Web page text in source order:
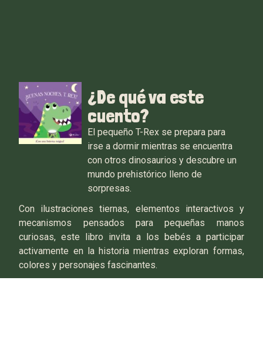
¿De qué va este
cuento?
El pequeño T-Rex se prepara para
irse a dormir mientras se encuentra
con otros dinosaurios y descubre un
mundo prehistórico lleno de
sorpresas.
Con ilustraciones tiernas, elementos interactivos y
mecanismos pensados para pequeñas manos
curiosas, este libro invita a los bebés a participar
activamente en la historia mientras exploran formas,
colores y personajes fascinantes.